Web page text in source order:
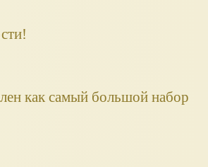
как самый большой набор